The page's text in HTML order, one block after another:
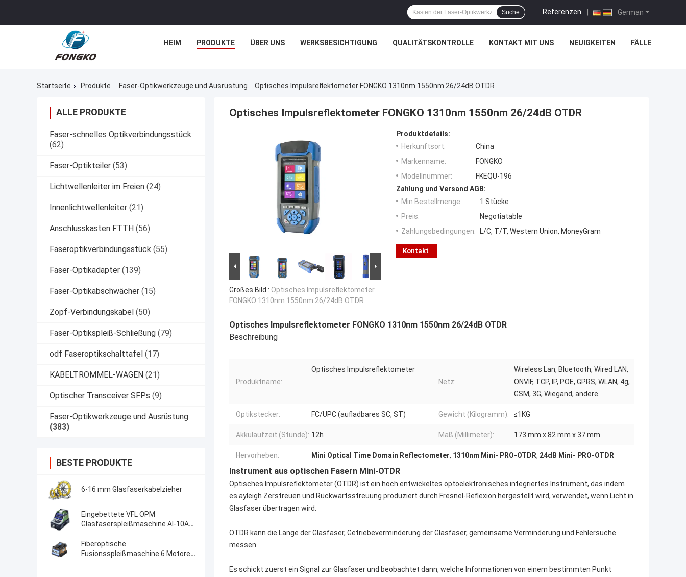
German
Referenzen |
Suche
HEIM PRODUKTE ÜBER UNS WERKSBESICHTIGUNG QUALITÄTSKONTROLLE KONTAKT MIT UNS NEUIGKEITEN FÄLLE
Startseite Produkte Faser-Optikwerkzeuge und Ausrüstung Optisches Impulsreflektometer FONGKO 1310nm 1550nm 26/24dB OTDR
ALLE PRODUKTE
Faser-schnelles Optikverbindungsstück
(62)
Faser-Optikteiler (53)
Lichtwellenleiter im Freien (24)
Innenlichtwellenleiter (21)
Anschlusskasten FTTH (56)
Faseroptikverbindungsstück (55)
Faser-Optikadapter (139)
Faser-Optikabschwächer (15)
Zopf-Verbindungskabel (50)
Faser-Optikspleiß-Schließung (79)
odf Faseroptikschalttafel (17)
KABELTROMMEL-WAGEN (21)
Optischer Transceiver SFPs (9)
Faser-Optikwerkzeuge und Ausrüstung
(383)
BESTE PRODUKTE
6-16 mm Glasfaserkabelzieher
Eingebettete VFL OPM
Glasfaserspleißmaschine AI-10A
Fusion Splicer
Fiberoptische
Fusionsspleißmaschine 6 Motoren
Optisches Impulsreflektometer FONGKO 1310nm 1550nm 26/24dB OTDR
Großes Bild : Optisches Impulsreflektometer
FONGKO 1310nm 1550nm 26/24dB OTDR
Produktdetails:
Herkunftsort:
China
Markenname:
FONGKO
Modellnummer:
FKEQU-196
Zahlung und Versand AGB:
Min Bestellmenge:
1 Stücke
Preis:
Negotiatable
Zahlungsbedingungen:
L/C, T/T, Western Union, MoneyGram
Kontakt
Optisches Impulsreflektometer FONGKO 1310nm 1550nm 26/24dB OTDR
Beschreibung
Produktname:
Optisches Impulsreflektometer
Netz:
Wireless Lan, Bluetooth, Wired LAN,
ONVIF, TCP, IP, POE, GPRS, WLAN, 4g,
GSM, 3G, Wiegand, andere
Optikstecker: FC/UPC (aufladbares SC, ST) Gewicht (Kilogramm): ≤1KG
Akkulaufzeit (Stunde): 12h Maß (Millimeter): 173 mm x 82 mm x 37 mm
Hervorheben: Mini Optical Time Domain Reflectometer, 1310nm Mini- PRO-OTDR, 24dB Mini- PRO-OTDR
Instrument aus optischen Fasern Mini-OTDR
Optisches Impulsreflektometer (OTDR) ist ein hoch entwickeltes optoelektronisches integriertes Instrument, das indem
es ayleigh Zerstreuen und Rückwärtsstreuung produziert durch Fresnel-Reflexion hergestellt wird, verwendet, wenn Licht in
Glasfaser übertragen wird.
OTDR kann die Länge der Glasfaser, Getriebeverminderung der Glasfaser, gemeinsame Verminderung und Fehlersuche
messen.
Es schickt zuerst ein Signal zur Glasfaser und beobachtet dann, welche Informationen von einem bestimmten Punkt